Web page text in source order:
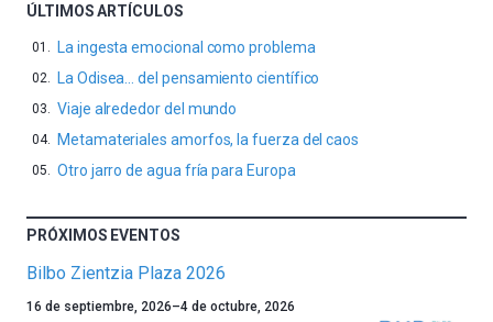
ÚLTIMOS ARTÍCULOS
La ingesta emocional como problema
La Odisea… del pensamiento científico
Viaje alrededor del mundo
Metamateriales amorfos, la fuerza del caos
Otro jarro de agua fría para Europa
PRÓXIMOS EVENTOS
Bilbo Zientzia Plaza 2026
Un
16 de septiembre, 2026–4 de octubre, 2026